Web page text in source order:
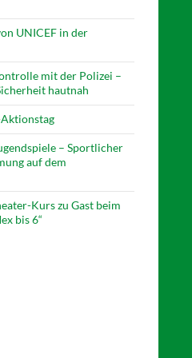
UNICEF in der
mit der Polizei –
hautnah
– Sportlicher
auf dem
Kurs zu Gast beim
bis 6“